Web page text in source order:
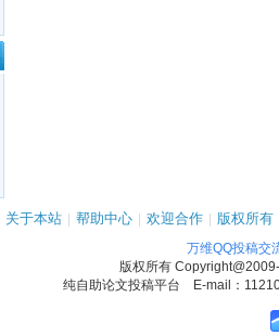
关于本站 | 帮助中心 | 欢迎合作 | 版权所有
万维QQ投稿交
版权所有
纯自助论文投稿平台 E-mail：